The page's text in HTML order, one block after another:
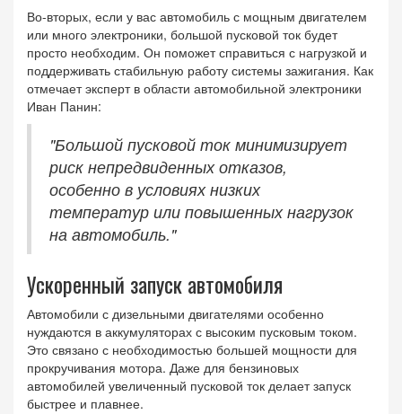
Во-вторых, если у вас автомобиль с мощным двигателем
или много электроники, большой пусковой ток будет
просто необходим. Он поможет справиться с нагрузкой и
поддерживать стабильную работу системы зажигания. Как
отмечает эксперт в области автомобильной электроники
Иван Панин:
"Большой пусковой ток минимизирует
риск непредвиденных отказов,
особенно в условиях низких
температур или повышенных нагрузок
на автомобиль."
Ускоренный запуск автомобиля
Автомобили с дизельными двигателями особенно
нуждаются в аккумуляторах с высоким пусковым током.
Это связано с необходимостью большей мощности для
прокручивания мотора. Даже для бензиновых
автомобилей увеличенный пусковой ток делает запуск
быстрее и плавнее.